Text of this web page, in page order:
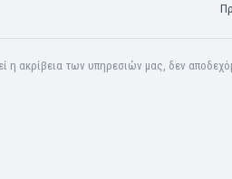
η ακρίβεια των υπηρεσιών μας, δεν